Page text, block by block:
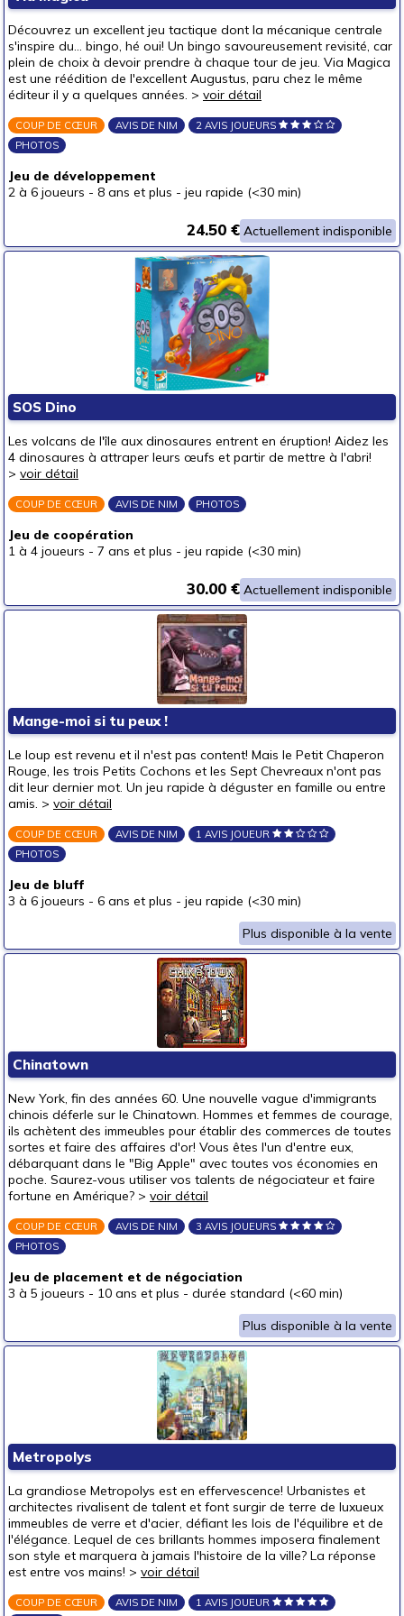
un bébé (0-3 ans)
un p'tit bout (3-6 ans)
un junior (6-8 ans)
un jeune ado (8-12 ans)
un ado (12-16 ans)
un adulte (16 ans et +)
(3)
autour de 10 €
(4)
autour de 40 €
(2)
autour de 50 €
(1)
50 € et au-delà
Découvrez un excellent jeu tactique dont la mécanique centrale
s'inspire du... bingo, hé oui! Un bingo savoureusement revisité, car
plein de choix à devoir prendre à chaque tour de jeu. Via Magica
est une réédition de l'excellent Augustus, paru chez le même
éditeur il y a quelques années. > voir détail
COUP DE CŒUR AVIS DE NIM
2 AVIS JOUEURS
PHOTOS
Jeu de développement
2 à 6 joueurs - 8 ans et plus - jeu rapide (<30 min)
Actuellement indisponible
24.50 €
SOS Dino
Les volcans de l'île aux dinosaures entrent en éruption! Aidez les
4 dinosaures à attraper leurs œufs et partir de mettre à l'abri!
> voir détail
COUP DE CŒUR AVIS DE NIM PHOTOS
Jeu de coopération
1 à 4 joueurs - 7 ans et plus - jeu rapide (<30 min)
Actuellement indisponible
30.00 €
Mange-moi si tu peux !
Le loup est revenu et il n'est pas content! Mais le Petit Chaperon
Rouge, les trois Petits Cochons et les Sept Chevreaux n'ont pas
dit leur dernier mot. Un jeu rapide à déguster en famille ou entre
amis. > voir détail
COUP DE CŒUR AVIS DE NIM
1 AVIS JOUEUR
PHOTOS
Jeu de bluff
3 à 6 joueurs - 6 ans et plus - jeu rapide (<30 min)
Plus disponible à la vente
Chinatown
New York, fin des années 60. Une nouvelle vague d'immigrants
chinois déferle sur le Chinatown. Hommes et femmes de courage,
ils achètent des immeubles pour établir des commerces de toutes
sortes et faire des affaires d'or! Vous êtes l'un d'entre eux,
débarquant dans le "Big Apple" avec toutes vos économies en
poche. Saurez-vous utiliser vos talents de négociateur et faire
fortune en Amérique? > voir détail
COUP DE CŒUR AVIS DE NIM
3 AVIS JOUEURS
PHOTOS
Jeu de placement et de négociation
3 à 5 joueurs - 10 ans et plus - durée standard (<60 min)
Plus disponible à la vente
Metropolys
La grandiose Metropolys est en effervescence! Urbanistes et
architectes rivalisent de talent et font surgir de terre de luxueux
immeubles de verre et d'acier, défiant les lois de l'équilibre et de
l'élégance. Lequel de ces brillants hommes imposera finalement
son style et marquera à jamais l'histoire de la ville? La réponse
est entre vos mains! > voir détail
COUP DE CŒUR AVIS DE NIM 1 AVIS JOUEUR